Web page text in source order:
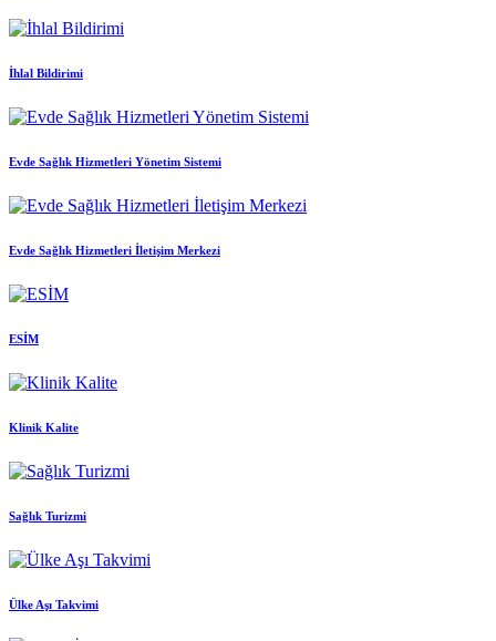
İhlal Bildirimi
Evde Sağlık Hizmetleri Yönetim Sistemi
Evde Sağlık Hizmetleri İletişim Merkezi
ESİM
Klinik Kalite
Sağlık Turizmi
Ülke Aşı Takvimi